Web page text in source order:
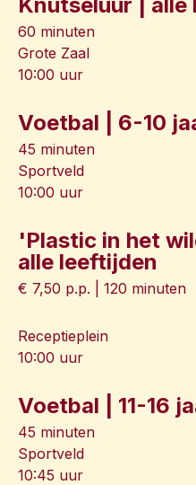
60 minuten
Grote Zaal
10:00 uur
Voetbal | 6-10
45 minuten
Sportveld
10:00 uur
'Plastic in het
alle leeftijden
€ 7,50 p.p. | 120 minuten
Receptieplein
10:00 uur
Voetbal | 11-16
45 minuten
Sportveld
10:45 uur